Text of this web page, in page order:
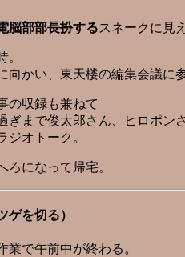
脳部部長扮するスネークに見
。
かい、東天楼の編集会議に参
の収録も兼ねて
ぎまで俊太郎さん、ヒロポン
オトーク。
になって帰宅。
ゲを切る）
で午前中が終わる。